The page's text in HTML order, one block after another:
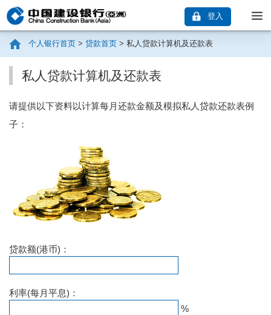
登入
个人银行首页 > 贷款首页 > 私人贷款计算机及还款表
私人贷款计算机及还款表
请提供以下资料以计算每月还款金额及模拟私人贷款还款表例
子：
贷款额(港币)：
利率(每月平息)：
%